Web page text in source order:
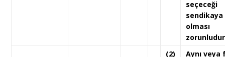
seçeceği
sendikaya
olması
(2)
Aynı veya